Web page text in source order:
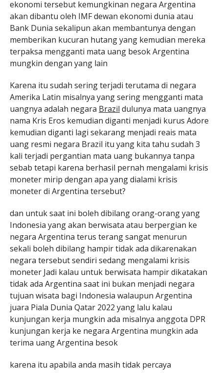
ekonomi tersebut kemungkinan negara Argentina
akan dibantu oleh IMF dewan ekonomi dunia atau
Bank Dunia sekalipun akan membantunya dengan
memberikan kucuran hutang yang kemudian mereka
terpaksa mengganti mata uang besok Argentina
mungkin dengan yang lain
Karena itu sudah sering terjadi terutama di negara
Amerika Latin misalnya yang sering mengganti mata
uangnya adalah negara Brazil dulunya mata uangnya
nama Kris Eros kemudian diganti menjadi kurus Adore
kemudian diganti lagi sekarang menjadi reais mata
uang resmi negara Brazil itu yang kita tahu sudah 3
kali terjadi pergantian mata uang bukannya tanpa
sebab tetapi karena berhasil pernah mengalami krisis
moneter mirip dengan apa yang dialami krisis
moneter di Argentina tersebut?
dan untuk saat ini boleh dibilang orang-orang yang
Indonesia yang akan berwisata atau berpergian ke
negara Argentina terus terang sangat menurun
sekali boleh dibilang hampir tidak ada dikarenakan
negara tersebut sendiri sedang mengalami krisis
moneter Jadi kalau untuk berwisata hampir dikatakan
tidak ada Argentina saat ini bukan menjadi negara
tujuan wisata bagi Indonesia walaupun Argentina
juara Piala Dunia Qatar 2022 yang lalu kalau
kunjungan kerja mungkin ada misalnya anggota DPR
kunjungan kerja ke negara Argentina mungkin ada
terima uang Argentina besok
karena itu apabila anda masih tidak percaya